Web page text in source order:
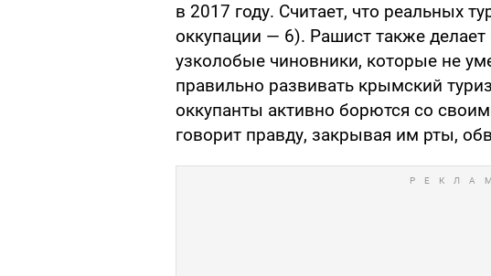
в 2017 году. Считает, что реальных
оккупации — 6). Рашист также
узколобые чиновники, которые не
правильно развивать крымский
оккупанты активно борются со
говорит правду, закрывая им рты,